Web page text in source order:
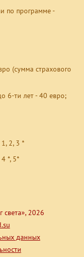
по программе -
(сумма страхового
6-ти лет - 40 евро;
2, 3 *
*, 5*
света», 2026
данных